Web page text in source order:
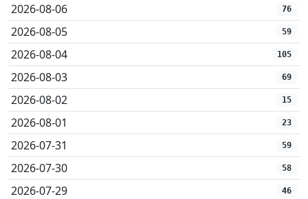
2026-08-06 76
2026-08-05 59
2026-08-04 105
2026-08-03 69
2026-08-02 15
2026-08-01 23
2026-07-31 59
2026-07-30 58
2026-07-29 46